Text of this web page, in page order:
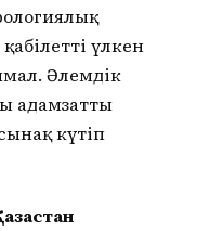
үлкен
Әлемдік
адамзатты
күтіп